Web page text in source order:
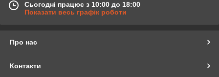
Сьогодні працює з 10:00 до 18:00
Показати весь графік роботи
Про нас
Контакти